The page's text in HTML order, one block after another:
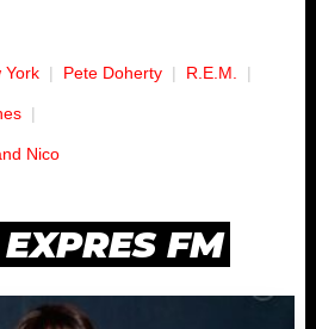
York Pete Doherty R.E.M.
Nico
FM